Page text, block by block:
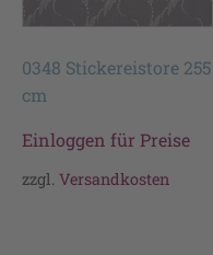
0348 Stickereistore 255
cm
Einloggen für Preise
zzgl. Versandkosten